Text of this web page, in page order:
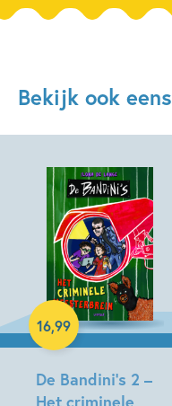
Bekijk ook eens
De Bandini’s 2 –
Het criminele
16,99
Hardcover